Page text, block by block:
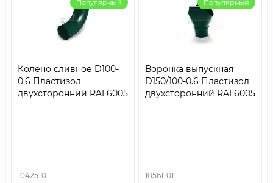
Популярный
Колено сливное D100-
0.6 Пластизол
двухсторонний RAL6005
10425-01
Популярный
Воронка выпускная
D150/100-0.6 Пластизол
двухсторонний RAL6005
10561-01